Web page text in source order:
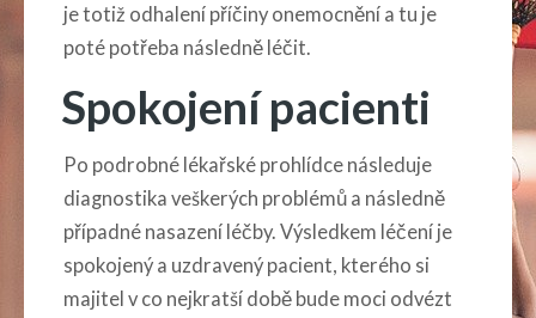
je totiž odhalení příčiny onemocnění a tu je
poté potřeba následně léčit.
Spokojení pacienti
Po podrobné lékařské prohlídce následuje
diagnostika veškerých problémů a následně
případné nasazení léčby. Výsledkem léčení je
spokojený a uzdravený pacient, kterého si
majitel v co nejkratší době bude moci odvézt